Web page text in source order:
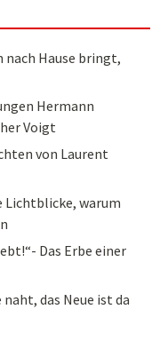
nach Hause bringt,
Hermann
Voigt
von Laurent
Lichtblicke, warum
Das Erbe einer
naht, das Neue ist da